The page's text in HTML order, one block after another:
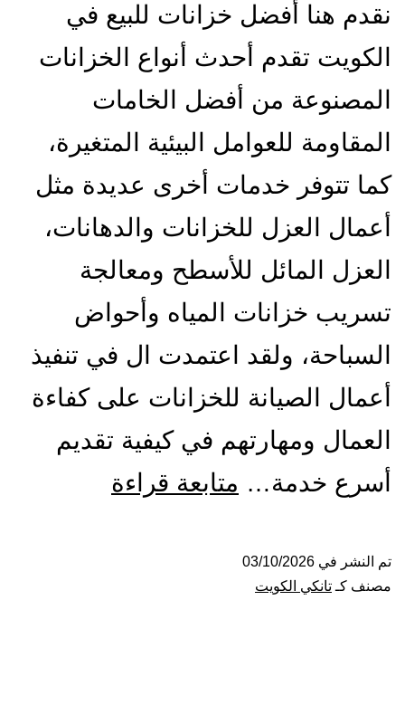
نقدم هنا أفضل خزانات للبيع في
الكويت تقدم أحدث أنواع الخزانات
المصنوعة من أفضل الخامات
المقاومة للعوامل البيئية المتغيرة،
كما تتوفر خدمات أخرى عديدة مثل
أعمال العزل للخزانات والدهانات،
العزل المائل للأسطح ومعالجة
تسريب خزانات المياه وأحواض
السباحة، ولقد اعتمدت ال في تنفيذ
أعمال الصيانة للخزانات على كفاءة
العمال ومهارتهم في كيفية تقديم
أسرع خدمة… متابعة قراءة
تم النشر في 03/10/2026
مصنف كـ تانكي الكويت